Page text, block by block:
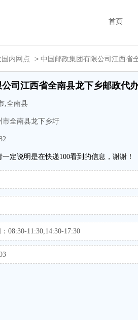
首页
国内网点 > 中国邮政集团有限公司江西省
司江西省全南县龙下乡邮政代
,全南县
市全南县龙下乡圩
定说明是在快递100看到的信息，谢谢！
08:30-11:30,14:30-17:30